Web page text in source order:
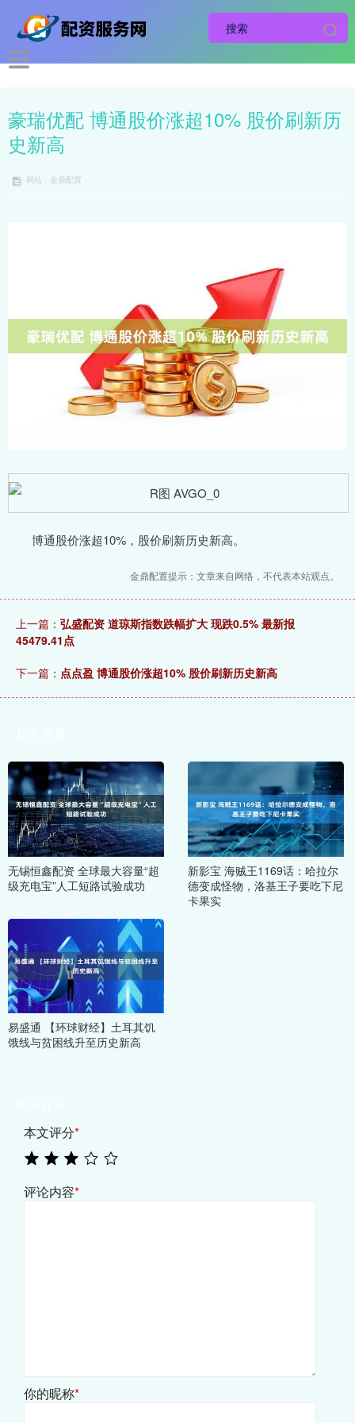
豪瑞优配 博通股价涨超10% 股价刷新历
史新高
网站：金鼎配置
博通股价涨超10%，股价刷新历史新高。
金鼎配置提示：文章来自网络，不代表本站观点。
上一篇： 弘盛配资 道琼斯指数跌幅扩大 现跌0.5% 最新报
45479.41点
下一篇： 点点盈 博通股价涨超10% 股价刷新历史新高
无锡恒鑫配资 全球最大容量“超
级充电宝”人工短路试验成功
新影宝 海贼王1169话：哈拉尔
德变成怪物，洛基王子要吃下尼
卡果实
易盛通 【环球财经】土耳其饥
饿线与贫困线升至历史新高
本文评分*
评论内容*
你的昵称*